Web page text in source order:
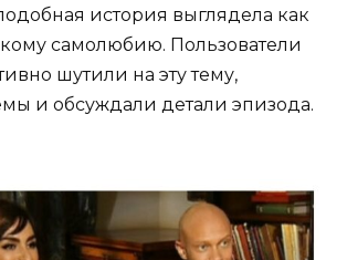
история выглядела как
самолюбию. Пользователи
шутили на эту тему,
и обсуждали детали эпизода.